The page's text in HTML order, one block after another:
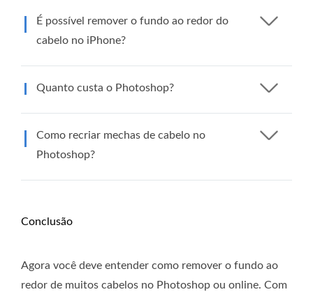
É possível remover o fundo ao redor do
cabelo no iPhone?
Quanto custa o Photoshop?
Como recriar mechas de cabelo no
Photoshop?
Conclusão
Agora você deve entender como remover o fundo ao
redor de muitos cabelos no Photoshop ou online. Com